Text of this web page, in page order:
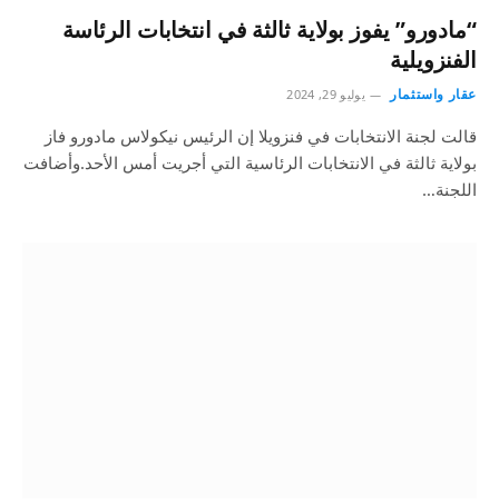
“مادورو” يفوز بولاية ثالثة في انتخابات الرئاسة
الفنزويلية
عقار واستثمار يوليو 29, 2024
قالت لجنة الانتخابات في فنزويلا إن الرئيس نيكولاس مادورو فاز
بولاية ثالثة في الانتخابات الرئاسية التي أجريت أمس الأحد.وأضافت
اللجنة…